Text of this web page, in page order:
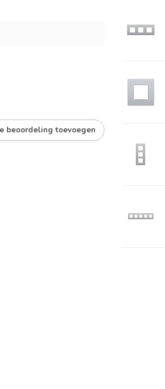
beoordeling toevoegen